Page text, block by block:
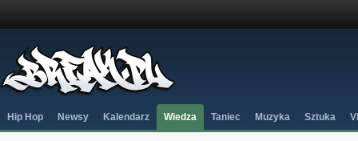
Hip Hop Newsy Kalendarz Wiedza Taniec Muzyka Sztuka